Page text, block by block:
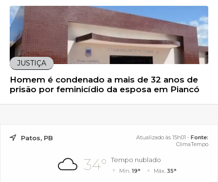
JUSTIÇA
Homem é condenado a mais de 32 anos de
prisão por feminicídio da esposa em Piancó
Patos, PB Atualizado às 15h01 - Fonte:
ClimaTempo
34° Tempo nublado
Mín.19° Máx. 35°